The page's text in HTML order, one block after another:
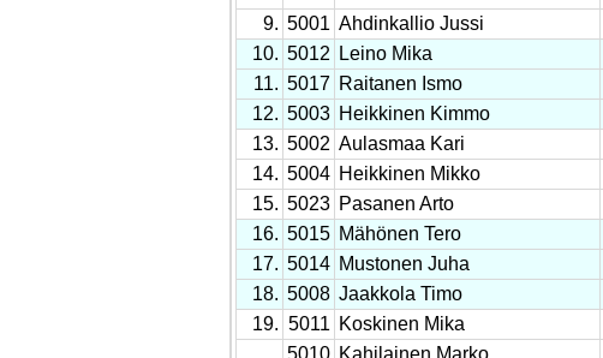
9. 5001 Ahdinkallio Jussi
10. 5012 Leino Mika
11. 5017 Raitanen Ismo
12. 5003 Heikkinen Kimmo
13. 5002 Aulasmaa Kari
14. 5004 Heikkinen Mikko
15. 5023 Pasanen Arto
16. 5015 Mähönen Tero
17. 5014 Mustonen Juha
18. 5008 Jaakkola Timo
19. 5011 Koskinen Mika
5010 Kahilainen Marko